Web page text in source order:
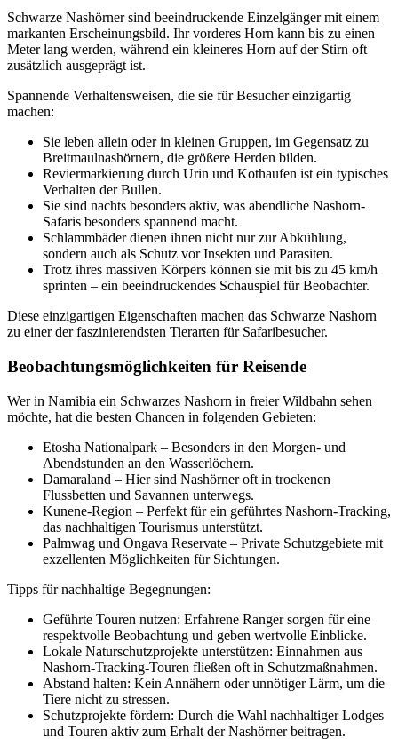
Schwarze Nashörner sind beeindruckende Einzelgänger mit einem
markanten Erscheinungsbild. Ihr vorderes Horn kann bis zu einen
Meter lang werden, während ein kleineres Horn auf der Stirn oft
zusätzlich ausgeprägt ist.
Spannende Verhaltensweisen, die sie für Besucher einzigartig
machen:
Sie leben allein oder in kleinen Gruppen, im Gegensatz zu
Breitmaulnashörnern, die größere Herden bilden.
Reviermarkierung durch Urin und Kothaufen ist ein typisches
Verhalten der Bullen.
Sie sind nachts besonders aktiv, was abendliche Nashorn-
Safaris besonders spannend macht.
Schlammbäder dienen ihnen nicht nur zur Abkühlung,
sondern auch als Schutz vor Insekten und Parasiten.
Trotz ihres massiven Körpers können sie mit bis zu 45 km/h
sprinten – ein beeindruckendes Schauspiel für Beobachter.
Diese einzigartigen Eigenschaften machen das Schwarze Nashorn
zu einer der faszinierendsten Tierarten für Safaribesucher.
Beobachtungsmöglichkeiten für Reisende
Wer in Namibia ein Schwarzes Nashorn in freier Wildbahn sehen
möchte, hat die besten Chancen in folgenden Gebieten:
Etosha Nationalpark – Besonders in den Morgen- und
Abendstunden an den Wasserlöchern.
Damaraland – Hier sind Nashörner oft in trockenen
Flussbetten und Savannen unterwegs.
Kunene-Region – Perfekt für ein geführtes Nashorn-Tracking,
das nachhaltigen Tourismus unterstützt.
Palmwag und Ongava Reservate – Private Schutzgebiete mit
exzellenten Möglichkeiten für Sichtungen.
Tipps für nachhaltige Begegnungen:
Geführte Touren nutzen: Erfahrene Ranger sorgen für eine
respektvolle Beobachtung und geben wertvolle Einblicke.
Lokale Naturschutzprojekte unterstützen: Einnahmen aus
Nashorn-Tracking-Touren fließen oft in Schutzmaßnahmen.
Abstand halten: Kein Annähern oder unnötiger Lärm, um die
Tiere nicht zu stressen.
Schutzprojekte fördern: Durch die Wahl nachhaltiger Lodges
und Touren aktiv zum Erhalt der Nashörner beitragen.